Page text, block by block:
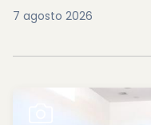
7 agosto 2026